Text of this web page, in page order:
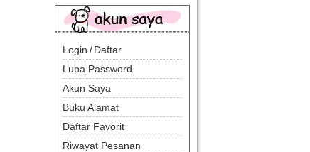
Login / Daftar
Lupa Password
Akun Saya
Buku Alamat
Daftar Favorit
Riwayat Pesanan